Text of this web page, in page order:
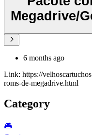
Megadrive/
6 months ago
Link: https://
roms-de-megadrive.html
Category
🎮️